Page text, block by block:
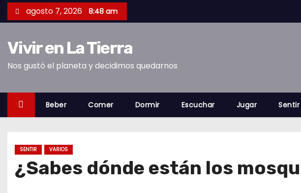
a
c
agosto 7, 2026 8:48 am
Vivir en La Tierra
Nos gustó el planeta y decidimos quedarnos
Beber Comer Dormir Escuchar Jugar Sentir
SENTIR VARIOS
¿Sabes dónde están los